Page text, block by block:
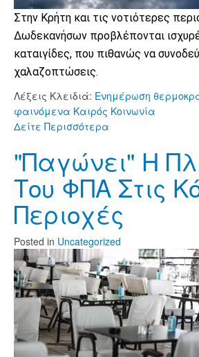
Στην Κρήτη και τις νοτιότερες
Δωδεκανήσων προβλέπονται
καταιγίδες, που πιθανώς να
χαλαζοπτώσεις.
Λέξεις Κλειδιά: Ενημέρωση
φαινόμενα Καιρός Κοινωνία
Δείτε Περισσότερα
"Παγώνει" Η
Του ΦΠΑ Στις
Περιοχές
Posted in Uncategorized